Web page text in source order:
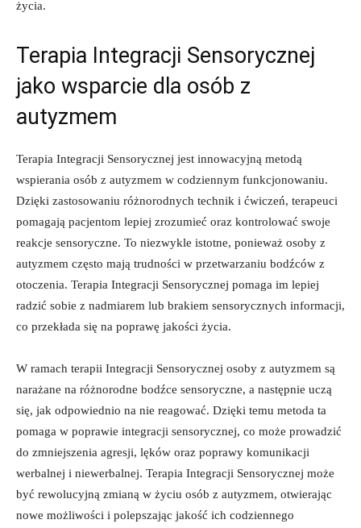
⁣życia.
Terapia Integracji ​Sensorycznej
jako wsparcie dla osób z
autyzmem
Terapia Integracji Sensorycznej jest⁢ innowacyjną metodą
wspierania osób z autyzmem w codziennym funkcjonowaniu.
Dzięki zastosowaniu ⁤różnorodnych technik i ćwiczeń, ‍terapeuci
pomagają pacjentom lepiej zrozumieć oraz kontrolować swoje
⁤reakcje sensoryczne. To niezwykle istotne, ponieważ osoby​ z
⁤autyzmem często mają trudności w przetwarzaniu bodźców z
otoczenia. Terapia Integracji ​Sensorycznej ‍pomaga im lepiej
radzić‍ sobie⁤ z nadmiarem lub brakiem⁢ sensorycznych informacji,
co przekłada się na ​poprawę ⁣jakości życia.
W ramach terapii Integracji Sensorycznej osoby ‌z autyzmem są
narażane ​na ‍różnorodne bodźce sensoryczne, a​ następnie uczą
się, jak odpowiednio na nie reagować. ⁤Dzięki temu⁣ metoda ta
pomaga w poprawie integracji‍ sensorycznej, co może prowadzić
do zmniejszenia⁢ agresji, lęków oraz poprawy komunikacji
werbalnej‌ i niewerbalnej. ‍Terapia Integracji Sensorycznej ⁢może
być rewolucyjną zmianą w ⁤życiu osób z autyzmem, otwierając
⁤nowe możliwości i polepszając jakość ich ​codziennego